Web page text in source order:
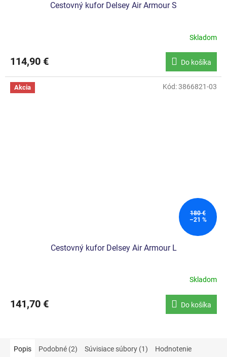
Cestovný kufor Delsey Air Armour S
Skladom
114,90 € Do košíka
Akcia
180 €
–21 %
Cestovný kufor Delsey Air Armour L
Skladom
141,70 € Do košíka
Kód:3866821-03
Popis Podobné (2) Súvisiace súbory (1) Hodnotenie